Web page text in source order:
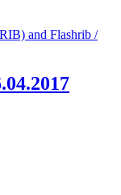
and Flashrib /